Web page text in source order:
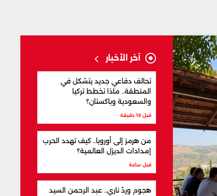
آخر الأخبار
تحالف دفاعي جديد يتشكل في
المنطقة.. ماذا تخطط تركيا
والسعودية وباكستان؟
قبل 18 دقيقة
من هرمز إلى أوروبا.. كيف تهدد الحرب
إمدادات الديزل العالمية؟
قبل ساعة
هجوم وردّ ناري.. عبد الرحمن السيد